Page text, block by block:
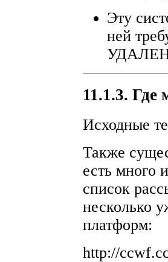
Эту
ней
11.1.3.
Исходные
Также
есть много
список
несколько
платформ:
http://